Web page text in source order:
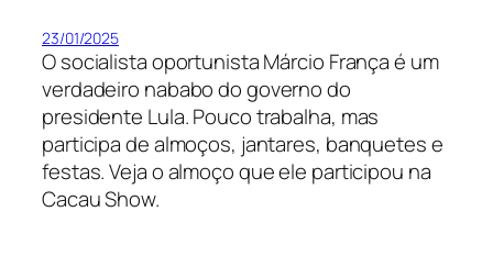
23/01/2025
O socialista oportunista Márcio França é um
verdadeiro nababo do governo do
presidente Lula. Pouco trabalha, mas
participa de almoços, jantares, banquetes e
festas. Veja o almoço que ele participou na
Cacau Show.